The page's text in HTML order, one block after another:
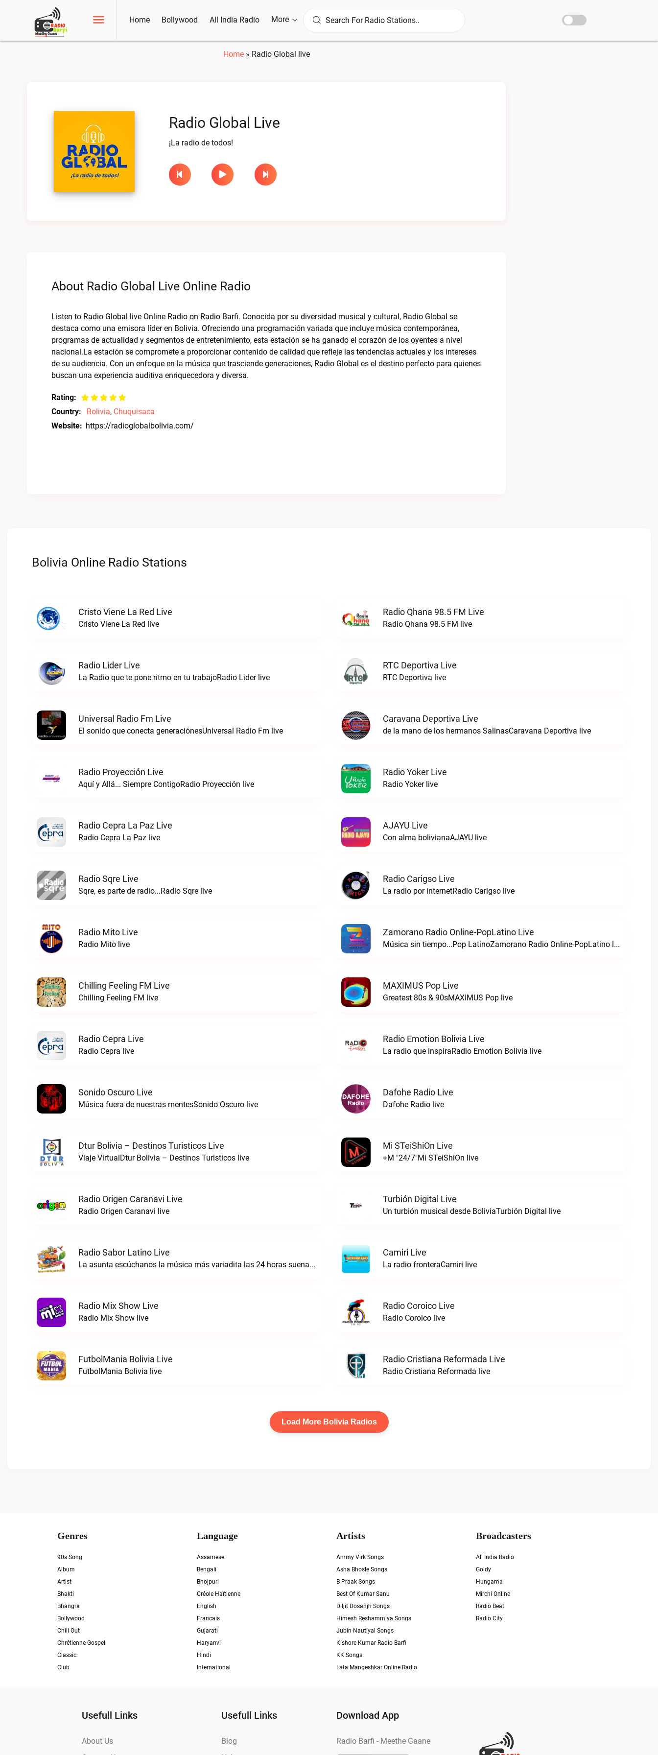
Home Bollywood All India Radio More
Home» Radio Global live
Radio Global Live
¡La radio de todos!
About Radio Global Live Online Radio
Listen to Radio Global live Online Radio on Radio Barfi. Conocida por su diversidad musical y cultural, Radio Global se
destaca como una emisora líder en Bolivia. Ofreciendo una programación variada que incluye música contemporánea,
programas de actualidad y segmentos de entretenimiento, esta estación se ha ganado el corazón de los oyentes a nivel
nacional.La estación se compromete a proporcionar contenido de calidad que refleje las tendencias actuales y los intereses
de su audiencia. Con un enfoque en la música que trasciende generaciones, Radio Global es el destino perfecto para quienes
buscan una experiencia auditiva enriquecedora y diversa.
Rating:
Country:
Bolivia, Chuquisaca
Website: https://radioglobalbolivia.com/
Bolivia Online Radio Stations
Cristo Viene La Red Live
Cristo Viene La Red live
Radio Qhana 98.5 FM Live
Radio Qhana 98.5 FM live
Radio Lider Live
La Radio que te pone ritmo en tu trabajoRadio Lider live
RTC Deportiva Live
RTC Deportiva live
Universal Radio Fm Live
El sonido que conecta generaciónesUniversal Radio Fm live
Caravana Deportiva Live
de la mano de los hermanos SalinasCaravana Deportiva live
Radio Proyección Live
Aquí y Allá... Siempre ContigoRadio Proyección live
Radio Yoker Live
Radio Yoker live
Radio Cepra La Paz Live
Radio Cepra La Paz live
AJAYU Live
Con alma bolivianaAJAYU live
Radio Sqre Live
Sqre, es parte de radio...Radio Sqre live
Radio Carigso Live
La radio por internetRadio Carigso live
Radio Mito Live
Radio Mito live
Zamorano Radio Online-PopLatino Live
Música sin tiempo...Pop LatinoZamorano Radio Online-PopLatino live
Chilling Feeling FM Live
Chilling Feeling FM live
MAXIMUS Pop Live
Greatest 80s & 90sMAXIMUS Pop live
Radio Cepra Live
Radio Cepra live
Radio Emotion Bolivia Live
La radio que inspiraRadio Emotion Bolivia live
Sonido Oscuro Live
Música fuera de nuestras mentesSonido Oscuro live
Dafohe Radio Live
Dafohe Radio live
Dtur Bolivia – Destinos Turisticos Live
Viaje VirtualDtur Bolivia – Destinos Turisticos live
Mi STeiShiOn Live
+M "24/7"Mi STeiShiOn live
Radio Origen Caranavi Live
Radio Origen Caranavi live
Turbión Digital Live
Un turbión musical desde BoliviaTurbión Digital live
Radio Sabor Latino Live
La asunta escúchanos la música más variadita las 24 horas suena mejorRadio Sabor Latino live
Camiri Live
La radio fronteraCamiri live
Radio Mix Show Live
Radio Mix Show live
Radio Coroico Live
Radio Coroico live
FutbolMania Bolivia Live
FutbolMania Bolivia live
Radio Cristiana Reformada Live
Radio Cristiana Reformada live
Load More Bolivia Radios
Genres
90s Song
Album
Artist
Bhakti
Bhangra
Bollywood
Chill Out
Chrétienne Gospel
Classic
Club
Language
Assamese
Bengali
Bhojpuri
Créole Haïtienne
English
Francais
Gujarati
Haryanvi
Hindi
International
Artists
Ammy Virk Songs
Asha Bhosle Songs
B Praak Songs
Best Of Kumar Sanu
Diljit Dosanjh Songs
Himesh Reshammiya Songs
Jubin Nautiyal Songs
Kishore Kumar Radio Barfi
KK Songs
Lata Mangeshkar Online Radio
Broadcasters
All India Radio
Goldy
Hungama
Mirchi Online
Radio Beat
Radio City
Usefull Links
About Us
Usefull Links
Blog
Download App
Radio Barfi - Meethe Gaane